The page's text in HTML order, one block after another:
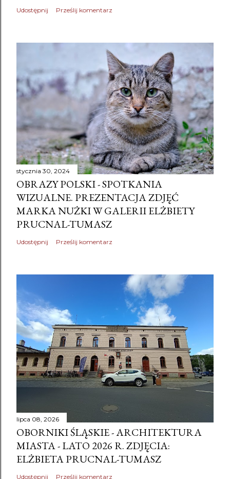
Udostępnij Prześlij komentarz
stycznia 30, 2024
OBRAZY POLSKI - SPOTKANIA
WIZUALNE. PREZENTACJA ZDJĘĆ
MARKA NUŻKI W GALERII ELŻBIETY
PRUCNAL-TUMASZ
Udostępnij Prześlij komentarz
lipca 08, 2026
OBORNIKI ŚLĄSKIE - ARCHITEKTURA
MIASTA - LATO 2026 R. ZDJĘCIA:
ELŻBIETA PRUCNAL-TUMASZ
Udostępnij Prześlij komentarz